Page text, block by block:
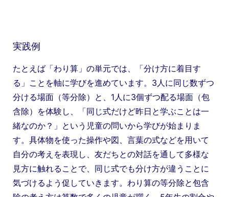
実践例
たとえば「わり算」の単元では、「分け方に着目す
る」ことを軸に学びを進めています。3人に同じ数ずつ
分ける場面（等分除）と、1人に3個ずつ配る場面（包
含除）を体験し、「同じ式だけど昨日と学ぶことは一
緒なのか？」という児童の問いから学びが始まりま
す。具体物を使った操作や図、言葉の式などを用いて
自分の考えを表現し、友だちとの対話を通して多様な
見方に触れることで、同じ式でも分け方が違うことに
気づけるよう促していきます。わり算の等分除と包含